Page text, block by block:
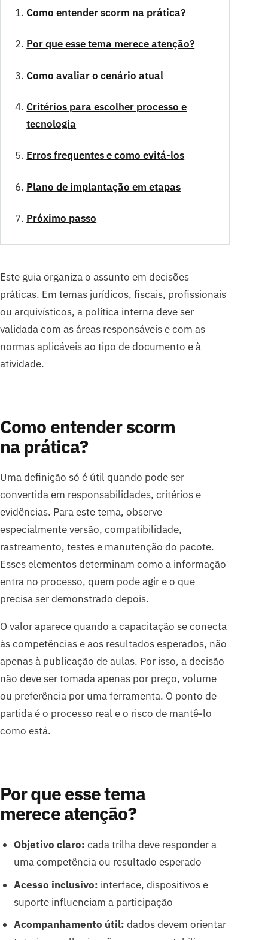
Como entender scorm na prática?
Por que esse tema merece atenção?
Como avaliar o cenário atual
Critérios para escolher processo e
tecnologia
Erros frequentes e como evitá-los
Plano de implantação em etapas
Próximo passo
Este guia organiza o assunto em decisões
práticas. Em temas jurídicos, fiscais, profissionais
ou arquivísticos, a política interna deve ser
validada com as áreas responsáveis e com as
normas aplicáveis ao tipo de documento e à
atividade.
Como entender scorm
na prática?
Uma definição só é útil quando pode ser
convertida em responsabilidades, critérios e
evidências. Para este tema, observe
especialmente versão, compatibilidade,
rastreamento, testes e manutenção do pacote.
Esses elementos determinam como a informação
entra no processo, quem pode agir e o que
precisa ser demonstrado depois.
O valor aparece quando a capacitação se conecta
às competências e aos resultados esperados, não
apenas à publicação de aulas. Por isso, a decisão
não deve ser tomada apenas por preço, volume
ou preferência por uma ferramenta. O ponto de
partida é o processo real e o risco de mantê-lo
como está.
Por que esse tema
merece atenção?
Objetivo claro: cada trilha deve responder a
uma competência ou resultado esperado
Acesso inclusivo: interface, dispositivos e
suporte influenciam a participação
Acompanhamento útil: dados devem orientar